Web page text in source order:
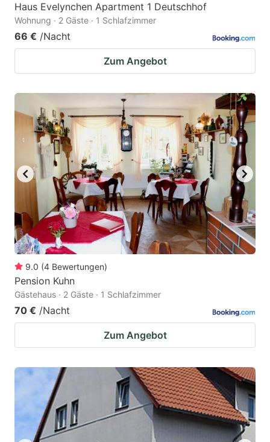
Haus Evelynchen Apartment 1 Deutschhof
Wohnung · 2 Gäste · 1 Schlafzimmer
66 € /Nacht
Zum Angebot
9.0 (4 Bewertungen)
Pension Kuhn
Gästehaus · 2 Gäste · 1 Schlafzimmer
70 € /Nacht
Zum Angebot